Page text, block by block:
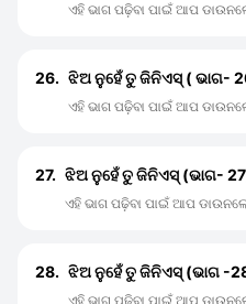
ଏହି ଭାଗ ପଢ଼ିବା ପାଇଁ ଆପ
26. ଝିଅ ନୁହେଁ ତୁ ଜିନିଏସ୍ ( ଭାଗ-
ଏହି ଭାଗ ପଢ଼ିବା ପାଇଁ ଆପ
27. ଝିଅ ନୁହେଁ ତୁ ଜିନିଏସ୍ (ଭାଗ-
ଏହି ଭାଗ ପଢ଼ିବା ପାଇଁ ଆପ
28. ଝିଅ ନୁହେଁ ତୁ ଜିନିଏସ୍ (ଭାଗ -
ଏହି ଭାଗ ପଢ଼ିବା ପାଇଁ ଆପ